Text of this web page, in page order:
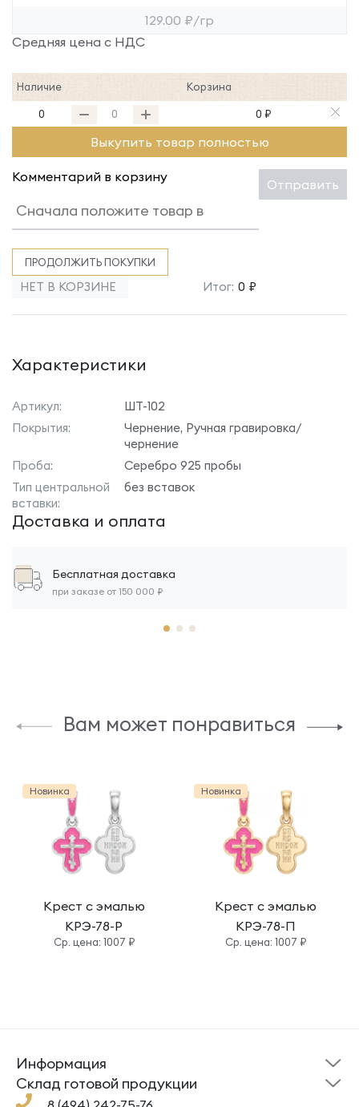
129.00 ₽/гр
Средняя цена с НДС
Наличие Корзина
0 0 ₽
Выкупить товар полностью
Комментарий в корзину Отправить
ПРОДОЛЖИТЬ ПОКУПКИ
НЕТ В КОРЗИНЕ Итог: 0 ₽
Характеристики
Артикул:
ШТ-102
Покрытия:
Чернение, Ручная гравировка/
чернение
Проба:
Серебро 925 пробы
Тип центральной
вставки:
без вставок
Доставка и оплата
Бесплатная доставка
при заказе от 150 000 ₽
Вам может понравиться
Новинка
Крест с эмалью
КРЭ-78-Р
Cр. цена: 1007 ₽
Новинка
Крест с эмалью
КРЭ-78-П
Cр. цена: 1007 ₽
Информация
Склад готовой
продукции
Помощь
Cклад готовой продукции
Кресты
Ложки